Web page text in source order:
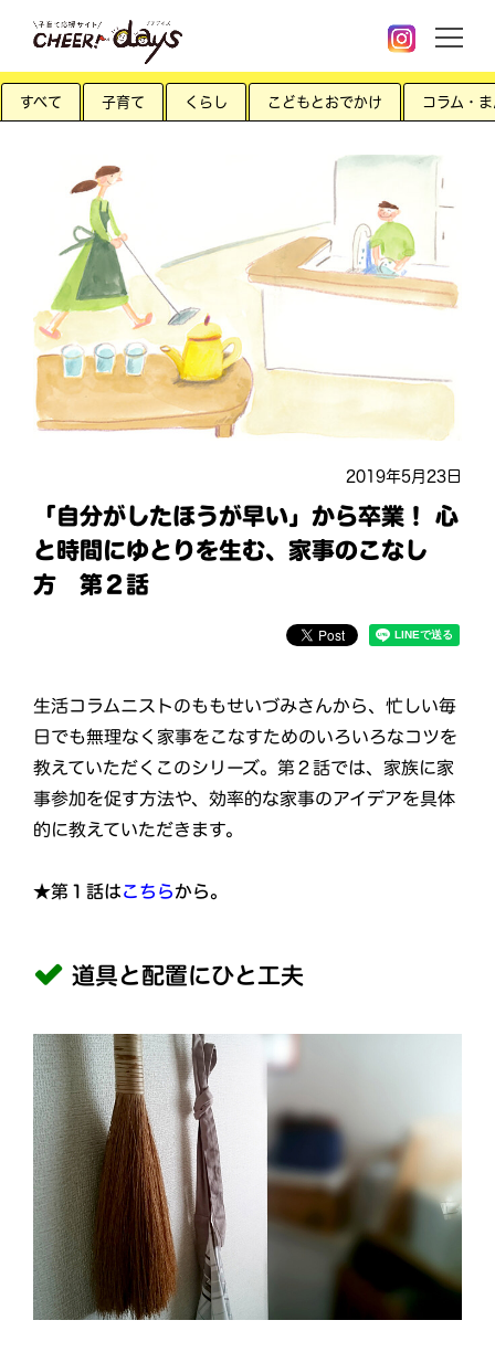
すべて 子育て くらし こどもとおでかけ コラム・
2019年5月23日
「自分がしたほうが早い」から卒業！ 心
と時間にゆとりを生む、家事のこなし
方 第２話
生活コラムニストのももせいづみさんから、忙しい毎
日でも無理なく家事をこなすためのいろいろなコツを
教えていただくこのシリーズ。第２話では、家族に家
事参加を促す方法や、効率的な家事のアイデアを具体
的に教えていただきます。
★第１話はこちらから。
道具と配置にひと工夫